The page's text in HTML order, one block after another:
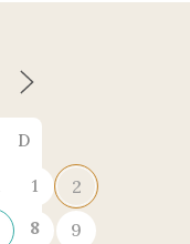
D
1
2
8 9